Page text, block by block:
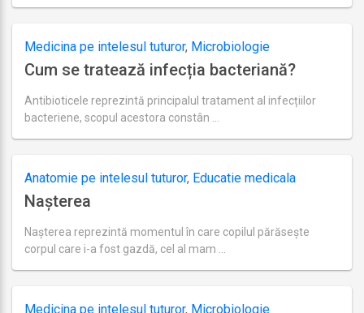
2018
Medicina pe intelesul tuturor, Microbiologie
Cum se tratează infecția bacteriană?
Antibioticele reprezintă principalul tratament al infecțiilor
bacteriene, scopul acestora constân …
2018
Anatomie pe intelesul tuturor, Educatie medicala
Nașterea
Nașterea reprezintă momentul în care copilul părăsește
corpul care i-a fost gazdă, cel al mam …
Medicina pe intelesul tuturor, Microbiologie